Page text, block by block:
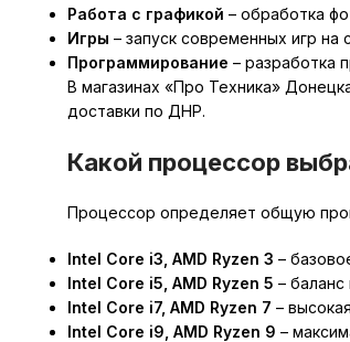
Работа с графикой – обработка
Игры – запуск современных игр на
Программирование – разработка
В магазинах «Про Техника»
доставки по ДНР.
Какой процессор
Процессор определяет общую
Intel Core i3, AMD Ryzen 3 –
Intel Core i5, AMD Ryzen 5 –
Intel Core i7, AMD Ryzen 7 –
Intel Core i9, AMD Ryzen 9 –